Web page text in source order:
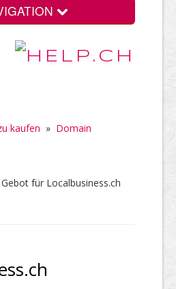
kaufen » Domain
Gebot für Localbusiness.ch